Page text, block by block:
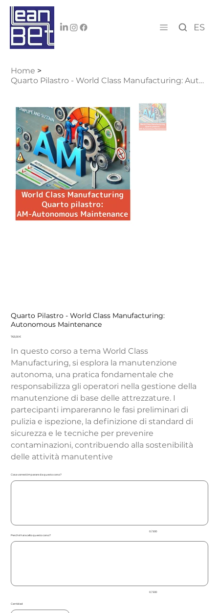
ES
Home >
Quarto Pilastro - World Class Manufacturing: Autonomous Maintenance
Quarto Pilastro - World Class Manufacturing:
Autonomous Maintenance
Precio
763,00 €
In questo corso a tema World Class
Manufacturing, si esplora la manutenzione
autonoma, una pratica fondamentale che
responsabilizza gli operatori nella gestione della
manutenzione di base delle attrezzature. I
partecipanti impareranno le fasi preliminari di
pulizia e ispezione, la definizione di standard di
sicurezza e le tecniche per prevenire
contaminazioni, contribuendo alla sostenibilità
delle attività manutentive
Cosa vorresti imparare da questo corso?
500
0 / 500
Perchè hai scelto questo corso?
500
0 / 500
Cantidad